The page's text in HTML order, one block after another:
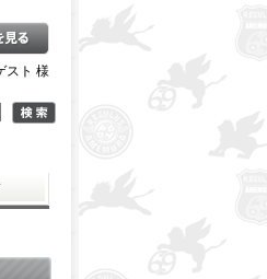
スト 様